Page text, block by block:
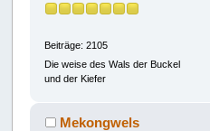
Beiträge: 2105
Die weise des Wals der Buckel
und der Kiefer
Mekongwels